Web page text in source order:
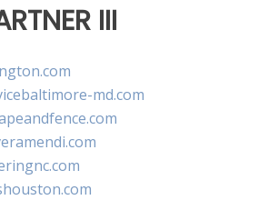
III
md.com